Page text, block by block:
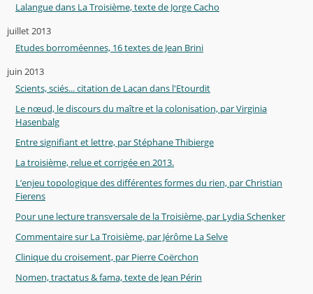
Lalangue dans La Troisième, texte de Jorge Cacho
juillet 2013
Etudes borroméennes, 16 textes de Jean Brini
juin 2013
Scients, sciés... citation de Lacan dans l'Etourdit
Le nœud, le discours du maître et la colonisation, par Virginia
Hasenbalg
Entre signifiant et lettre, par Stéphane Thibierge
La troisième, relue et corrigée en 2013.
L’enjeu topologique des différentes formes du rien, par Christian
Fierens
Pour une lecture transversale de la Troisième, par Lydia Schenker
Commentaire sur La Troisième, par Jérôme La Selve
Clinique du croisement, par Pierre Coërchon
Nomen, tractatus & fama, texte de Jean Périn